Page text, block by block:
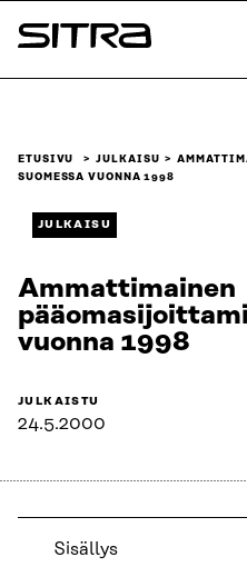
Siirry
suoraan
Sitra
ETUSIVU JULKAISU
SUOMESSA VUONNA 1998
JULKAISU
Ammattimainen
vuonna 1998
JULKAISTU
24.5.2000
Sisällys